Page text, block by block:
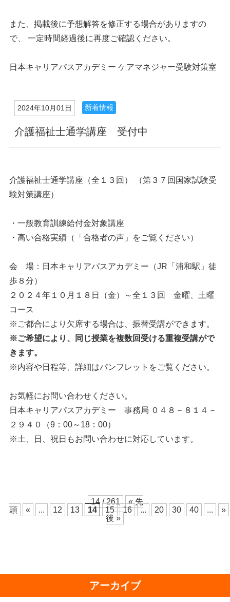
また、掲載後に予想解答を修正する場合がありますの
で、 一定時間経過後に再度ご確認ください。
日本キャリアパスアカデミー ケアマネジャー受験対策室
2024年10月01日 新着情報
介護福祉士通学講座 受付中
介護福祉士通学講座（全１３回） （第３７回国家試験受
験対策講座）
・一般教育訓練給付金対象講座
・高い合格実績（「合格者の声」をご覧ください）
会 場：日本キャリアパスアカデミー（JR「浦和駅」徒
歩８分）
２０２４年１０月１８日（金）～全１３回 金曜、土曜
コース
※ご都合により欠席する場合は、振替受講ができます。
※ご希望により、同じ授業を複数回受ける重複受講がで
きます。
※内容や日程等、詳細はパンフレットをご覧ください。
お気軽にお問い合わせください。
日本キャリアパスアカデミー 事務局 ０４８－８１４－
２９４０（9：00～18：00）
※土、日、祝日もお問い合わせに対応しています。
14 / 261
« 先
頭
« ... 12 13 14 15 16 ... 20 30 40 ...
»
後 »
アーカイブ